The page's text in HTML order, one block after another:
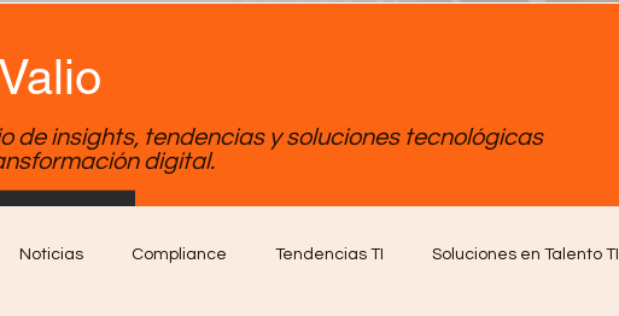
de insights, tendencias y soluciones tecnológicas
digital.
Noticias Compliance Tendencias TI Soluciones en Talento TI